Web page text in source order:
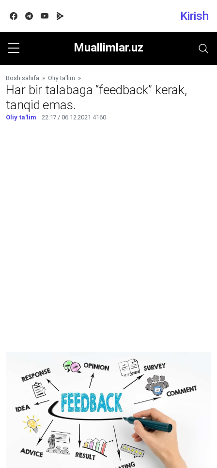
FacebookTelegram
Youtube Kirish
Muallimlar.uz
Bosh sahifa » Oliy ta'lim »
Har bir talabaga “feedback” kerak,
tanqid emas.
Oliy ta'lim 22:17 / 06.12.2021 4160